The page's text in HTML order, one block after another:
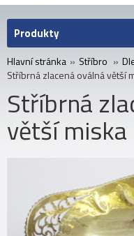
Produkty
Hlavní stránka » Stříbro »
Stříbrná zlacená oválná větší
Stříbrná
větší miska